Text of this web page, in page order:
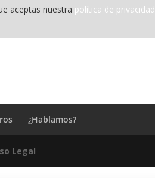
aceptas nuestra política de privacidad
¿Hablamos?
Legal